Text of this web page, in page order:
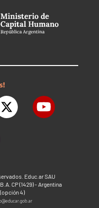
Educ.ar SAU
CP (1429) - Argentina
4)